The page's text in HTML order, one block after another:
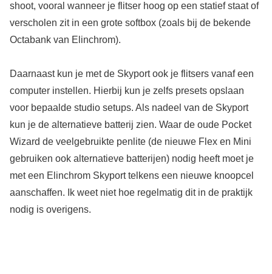
shoot, vooral wanneer je flitser hoog op een statief staat of
verscholen zit in een grote softbox (zoals bij de bekende
Octabank van Elinchrom).
Daarnaast kun je met de Skyport ook je flitsers vanaf een
computer instellen. Hierbij kun je zelfs presets opslaan
voor bepaalde studio setups. Als nadeel van de Skyport
kun je de alternatieve batterij zien. Waar de oude Pocket
Wizard de veelgebruikte penlite (de nieuwe Flex en Mini
gebruiken ook alternatieve batterijen) nodig heeft moet je
met een Elinchrom Skyport telkens een nieuwe knoopcel
aanschaffen. Ik weet niet hoe regelmatig dit in de praktijk
nodig is overigens.